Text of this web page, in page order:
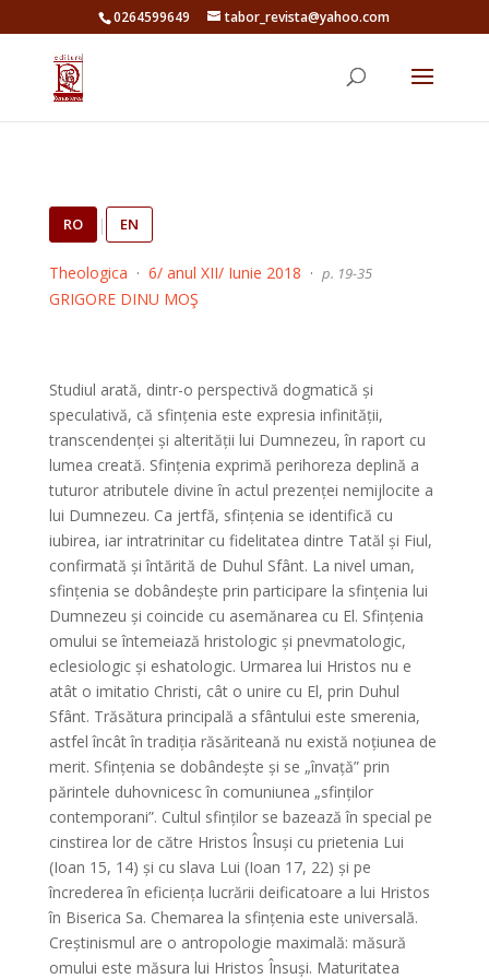
0264599649 tabor_revista@yahoo.com
RO | EN
Theologica · 6/ anul XII/ Iunie 2018 · p. 19-35
GRIGORE DINU MOŞ
Studiul arată, dintr-o perspectivă dogmatică și
speculativă, că sfințenia este expresia infinității,
transcendenței și alterității lui Dumnezeu, în raport cu
lumea creată. Sfințenia exprimă perihoreza deplină a
tuturor atributele divine în actul prezenței nemijlocite a
lui Dumnezeu. Ca jertfă, sfințenia se identifică cu
iubirea, iar intratrinitar cu fidelitatea dintre Tatăl și Fiul,
confirmată și întărită de Duhul Sfânt. La nivel uman,
sfințenia se dobândește prin participare la sfințenia lui
Dumnezeu și coincide cu asemănarea cu El. Sfințenia
omului se întemeiază hristologic și pnevmatologic,
eclesiologic și eshatologic. Urmarea lui Hristos nu e
atât o imitatio Christi, cât o unire cu El, prin Duhul
Sfânt. Trăsătura principală a sfântului este smerenia,
astfel încât în tradiția răsăriteană nu există noțiunea de
merit. Sfințenia se dobândește și se „învață” prin
părintele duhovnicesc în comuniunea „sfinților
contemporani”. Cultul sfinților se bazează în special pe
cinstirea lor de către Hristos Însuși cu prietenia Lui
(Ioan 15, 14) și cu slava Lui (Ioan 17, 22) și pe
încrederea în eficiența lucrării deificatoare a lui Hristos
în Biserica Sa. Chemarea la sfințenia este universală.
Creștinismul are o antropologie maximală: măsură
omului este măsura lui Hristos Însuși. Maturitatea